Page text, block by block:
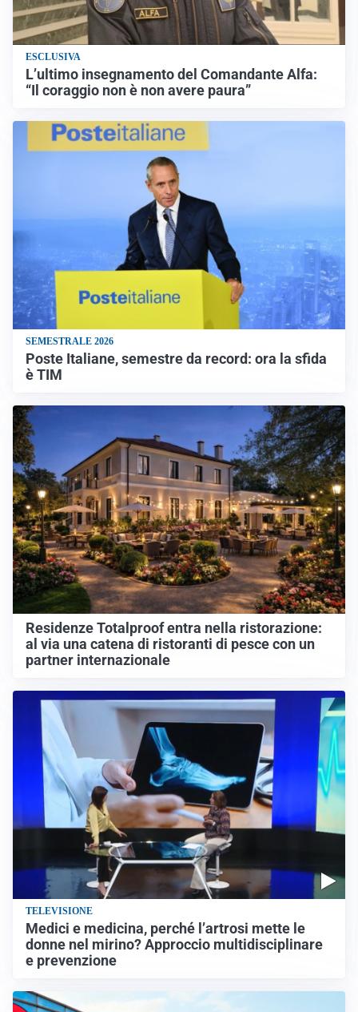
ESCLUSIVA
L’ultimo insegnamento del Comandante Alfa:
“Il coraggio non è non avere paura”
SEMESTRALE 2026
Poste Italiane, semestre da record: ora la sfida
è TIM
Residenze Totalproof entra nella ristorazione:
al via una catena di ristoranti di pesce con un
partner internazionale
TELEVISIONE
Medici e medicina, perché l’artrosi mette le
donne nel mirino? Approccio multidisciplinare
e prevenzione